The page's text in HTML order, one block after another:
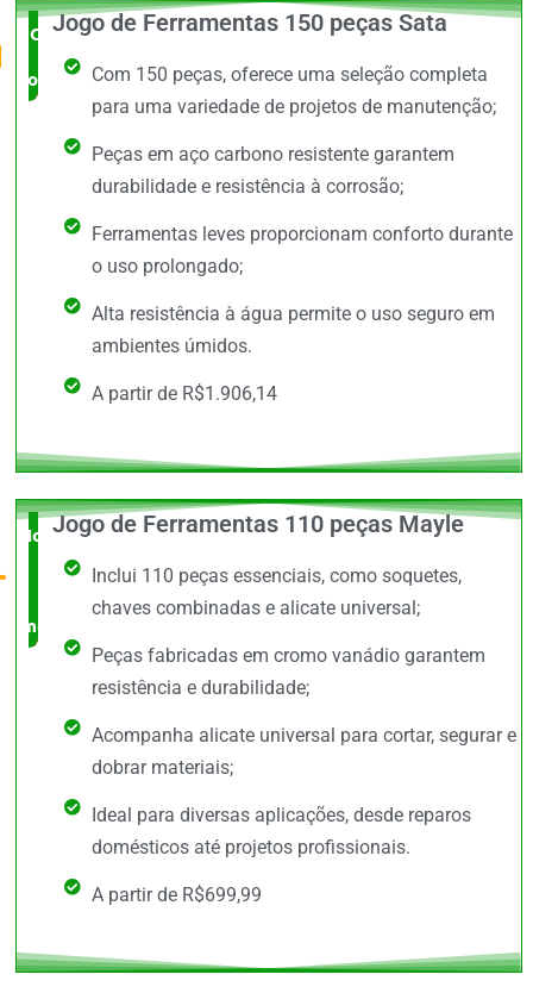
O Mais
completo
Jogo de Ferramentas 150 peças Sata
Com 150 peças, oferece uma seleção completa
para uma variedade de projetos de manutenção;
Peças em aço carbono resistente garantem
durabilidade e resistência à corrosão;
Ferramentas leves proporcionam conforto durante
o uso prolongado;
Alta resistência à água permite o uso seguro em
ambientes úmidos.
A partir de R$1.906,14
Novidade
no
mercado
Jogo de Ferramentas 110 peças Mayle
Inclui 110 peças essenciais, como soquetes,
chaves combinadas e alicate universal;
Peças fabricadas em cromo vanádio garantem
resistência e durabilidade;
Acompanha alicate universal para cortar, segurar e
dobrar materiais;
Ideal para diversas aplicações, desde reparos
domésticos até projetos profissionais.
A partir de R$699,99